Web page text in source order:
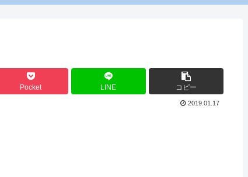
Pocket LINE コピー
2019.01.17